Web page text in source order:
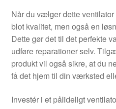
Vilkår og betingelser
Når du vælger dette
blot kvalitet, men også en
Dette gør det til det perfekte
udføre reparationer selv.
produkt vil også sikre, at du
få det hjem til din værksted
Investér i et pålideligt